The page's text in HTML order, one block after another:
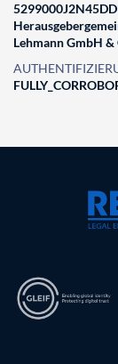
Lehmann GmbH &